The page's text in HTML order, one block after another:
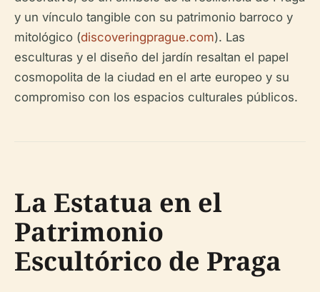
y un vínculo tangible con su patrimonio barroco y
mitológico (discoveringprague.com). Las
esculturas y el diseño del jardín resaltan el papel
cosmopolita de la ciudad en el arte europeo y su
compromiso con los espacios culturales públicos.
La Estatua en el
Patrimonio
Escultórico de Praga